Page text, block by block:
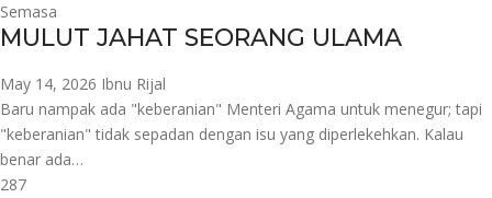
Semasa
MULUT JAHAT SEORANG ULAMA
May 14, 2026 Ibnu Rijal
Baru nampak ada "keberanian" Menteri Agama untuk menegur; tapi
"keberanian" tidak sepadan dengan isu yang diperlekehkan. Kalau
benar ada…
287